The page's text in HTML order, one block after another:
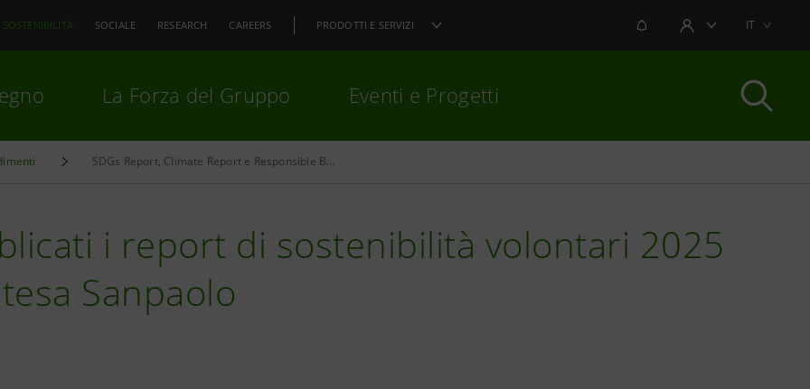
SOSTENIBILITÀ SOCIALE RESEARCH CAREERS PRODOTTI E SERVIZI NOTIFICHEAREA UTENTEIT
La Forza del Gruppo Eventi e Progetti
SDGs Report, Climate Report e Responsible Banking Progress Statement 2025
i report di sostenibilità volontari 2025
Sanpaolo